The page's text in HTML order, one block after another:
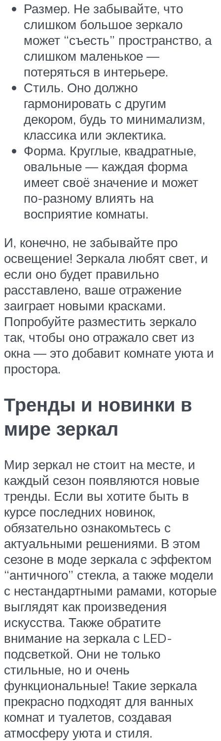
Размер. Не забывайте, что
слишком большое зеркало
может “съесть” пространство, а
слишком маленькое —
потеряться в интерьере.
Стиль. Оно должно
гармонировать с другим
декором, будь то минимализм,
классика или эклектика.
Форма. Круглые, квадратные,
овальные — каждая форма
имеет своё значение и может
по-разному влиять на
восприятие комнаты.
И, конечно, не забывайте про
освещение! Зеркала любят свет, и
если оно будет правильно
расставлено, ваше отражение
заиграет новыми красками.
Попробуйте разместить зеркало
так, чтобы оно отражало свет из
окна — это добавит комнате уюта и
простора.
Тренды и новинки в
мире зеркал
Мир зеркал не стоит на месте, и
каждый сезон появляются новые
тренды. Если вы хотите быть в
курсе последних новинок,
обязательно ознакомьтесь с
актуальными решениями. В этом
сезоне в моде зеркала с эффектом
“античного” стекла, а также модели
с нестандартными рамами, которые
выглядят как произведения
искусства. Также обратите
внимание на зеркала с LED-
подсветкой. Они не только
стильные, но и очень
функциональные! Такие зеркала
прекрасно подходят для ванных
комнат и туалетов, создавая
атмосферу уюта и стиля.